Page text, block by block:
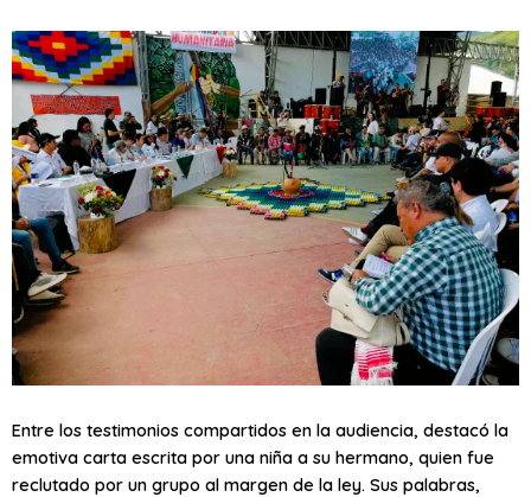
Entre los testimonios compartidos en la audiencia, destacó la
emotiva carta escrita por una niña a su hermano, quien fue
reclutado por un grupo al margen de la ley. Sus palabras,